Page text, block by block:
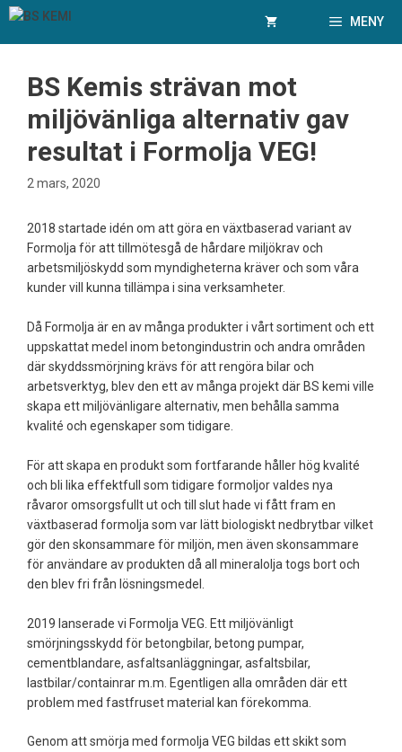
Hoppa
innehåll
MENY
BS Kemis strävan mot
miljövänliga alternativ gav
resultat i Formolja VEG!
2 mars, 2020
2018 startade idén om att göra en växtbaserad variant av
Formolja för att tillmötesgå de hårdare miljökrav och
arbetsmiljöskydd som myndigheterna kräver och som våra
kunder vill kunna tillämpa i sina verksamheter.
Då Formolja är en av många produkter i vårt sortiment och ett
uppskattat medel inom betongindustrin och andra områden
där skyddssmörjning krävs för att rengöra bilar och
arbetsverktyg, blev den ett av många projekt där BS kemi ville
skapa ett miljövänligare alternativ, men behålla samma
kvalité och egenskaper som tidigare.
För att skapa en produkt som fortfarande håller hög kvalité
och bli lika effektfull som tidigare formoljor valdes nya
råvaror omsorgsfullt ut och till slut hade vi fått fram en
växtbaserad formolja som var lätt biologiskt nedbrytbar vilket
gör den skonsammare för miljön, men även skonsammare
för användare av produkten då all mineralolja togs bort och
den blev fri från lösningsmedel.
2019 lanserade vi Formolja VEG. Ett miljövänligt
smörjningsskydd för betongbilar, betong pumpar,
cementblandare, asfaltsanläggningar, asfaltsbilar,
lastbilar/containrar m.m. Egentligen alla områden där ett
problem med fastfruset material kan förekomma.
Genom att smörja med formolja VEG bildas ett skikt som